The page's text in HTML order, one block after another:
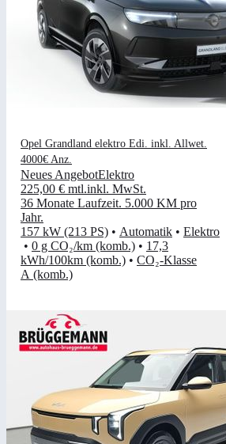
Opel Grandland elektro Edi. inkl. Allwet.
4000€ Anz.
Neues AngebotElektro
225,00 € mtl.inkl. MwSt.
36 Monate Laufzeit. 5.000 KM pro
Jahr.
157 kW (213 PS) • Automatik • Elektro
• 0 g CO₂/km (komb.) • 17,3
kWh/100km (komb.) • CO₂-Klasse
A (komb.)